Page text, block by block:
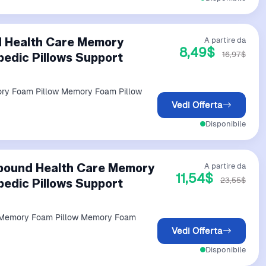
Health Care Memory
Pillows Support
Foam Pillow Memory Foam Pillow
A partire da
8,49$ 16,97$
Vedi Offerta
Disponibile
Health Care Memory
Pillows Support
Foam Pillow Memory Foam
A partire da
11,54$ 23,55$
Vedi Offerta
Disponibile